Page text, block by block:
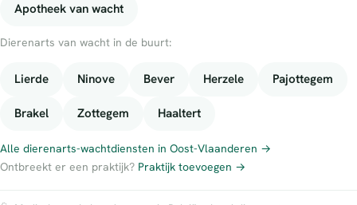
Apotheek van wacht
Dierenarts van wacht in de buurt:
Lierde Ninove Bever Herzele Pajottegem
Brakel Zottegem Haaltert
Alle dierenarts-wachtdiensten in Oost-Vlaanderen →
Ontbreekt er een praktijk? Praktijk toevoegen →